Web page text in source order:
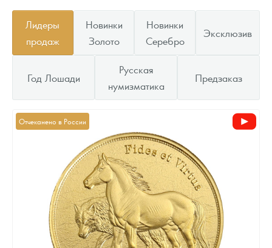
Лидеры
продаж
Новинки
Золото
Новинки
Серебро
Эксклюзив
Год Лошади
Русская
нумизматика
Предзаказ
Отчеканено в России